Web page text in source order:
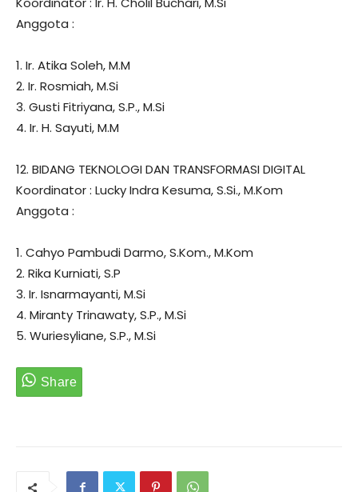
Anggota :
1. Ir. Atika Soleh, M.M
2. Ir. Rosmiah, M.Si
3. Gusti Fitriyana, S.P., M.Si
4. Ir. H. Sayuti, M.M
12. BIDANG TEKNOLOGI DAN TRANSFORMASI DIGITAL
Koordinator : Lucky Indra Kesuma, S.Si., M.Kom
Anggota :
1. Cahyo Pambudi Darmo, S.Kom., M.Kom
2. Rika Kurniati, S.P
3. Ir. Isnarmayanti, M.Si
4. Miranty Trinawaty, S.P., M.Si
5. Wuriesyliane, S.P., M.Si